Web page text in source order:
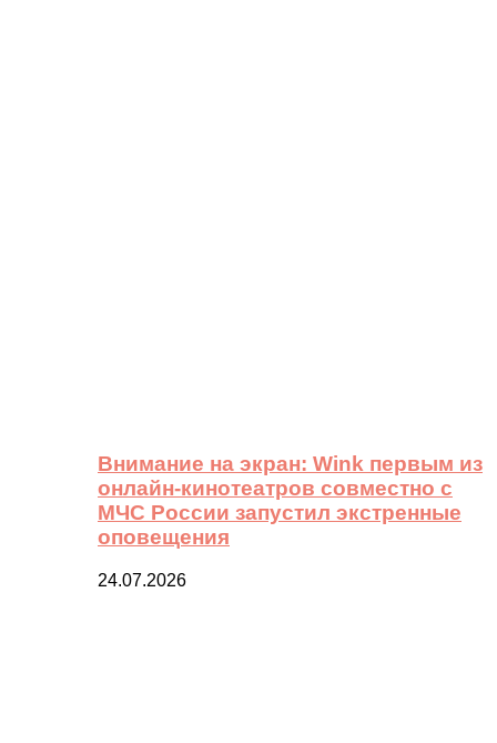
Внимание на экран: Wink первым из
онлайн-кинотеатров совместно с
МЧС России запустил экстренные
оповещения
24.07.2026